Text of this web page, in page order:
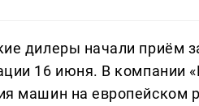
дилеры начали приём
16 июня. В компании
машин на европейском